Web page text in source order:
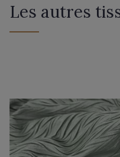
Les autres